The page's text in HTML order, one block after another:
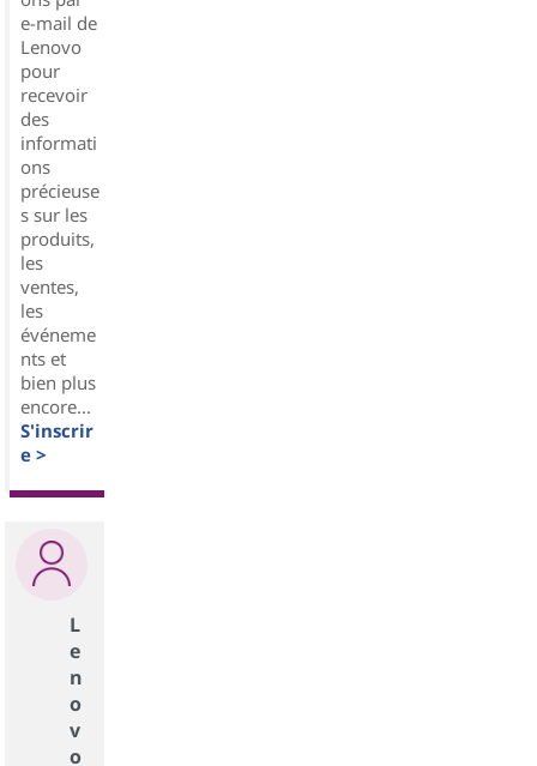
e-mail de
Lenovo
pour
recevoir
des
informati
ons
précieuse
s sur les
produits,
les
ventes,
les
événeme
nts et
bien plus
encore...
S'inscrir
e >
L
e
n
o
v
o